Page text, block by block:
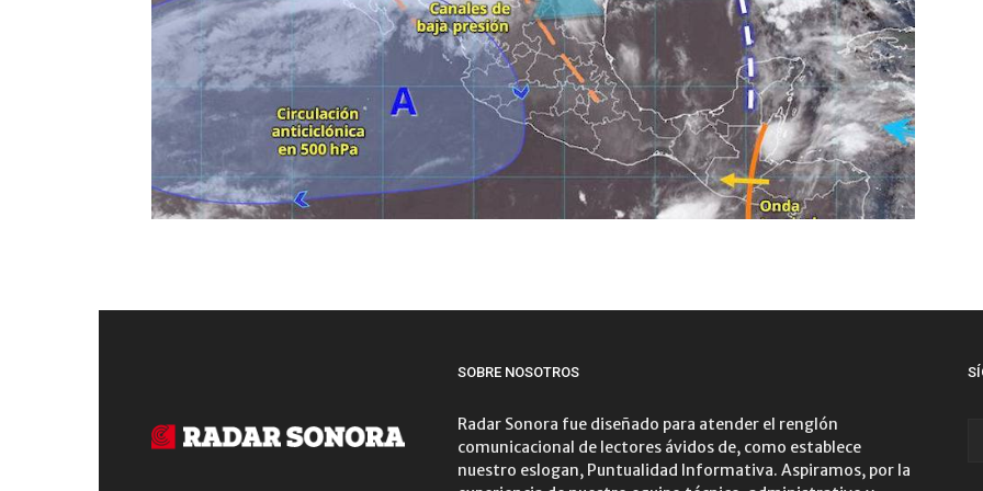
SOBRE NOSOTROS
Radar Sonora fue diseñado para atender el renglón
comunicacional de lectores ávidos de, como establece
nuestro eslogan, Puntualidad Informativa. Aspiramos, por la